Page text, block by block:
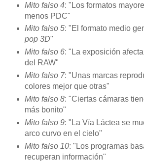
Mito falso 4: "Los formatos
menos PDC"
Mito falso 5: "El formato medio
pop 3D"
Mito falso 6: "La exposición
del RAW"
Mito falso 7: "Unas marcas
colores mejor que otras"
Mito falso 8: "Ciertas cámaras
más bonito"
Mito falso 9: "La Vía Láctea se
arco curvo en el cielo"
Mito falso 10: "Los programas
recuperan información"